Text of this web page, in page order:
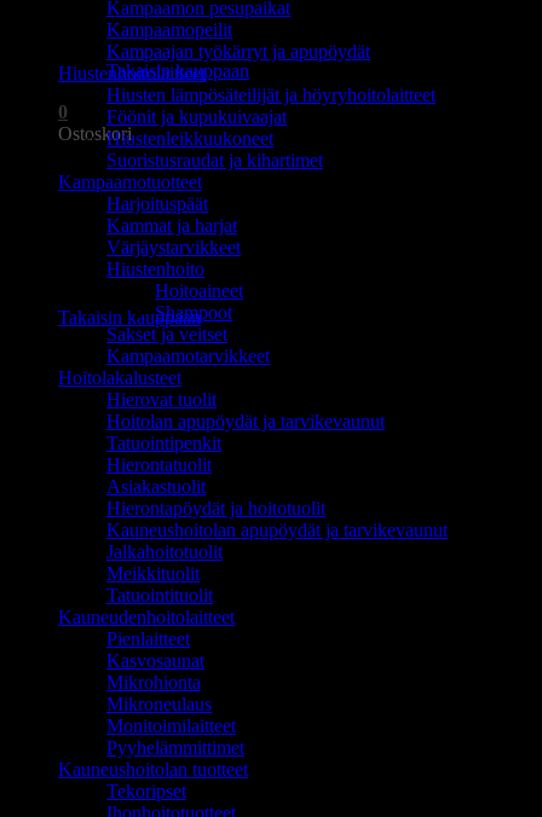
Ostoskori on tyhjä.
Takaisin kauppaan
0
Ostoskori
Ostoskori on tyhjä.
Takaisin kauppaan
Kampaamon pesupaikat
Kampaamopeilit
Kampaajan työkärryt ja apupöydät
Hiustenhoitolaitteet
Hiusten lämpösäteilijät ja höyryhoitolaitteet
Föönit ja kupukuivaajat
Hiustenleikkuukoneet
Suoristusraudat ja kihartimet
Kampaamotuotteet
Harjoituspäät
Kammat ja harjat
Värjäystarvikkeet
Hiustenhoito
Hoitoaineet
Shampoot
Sakset ja veitset
Kampaamotarvikkeet
Hoitolakalusteet
Hierovat tuolit
Hoitolan apupöydät ja tarvikevaunut
Tatuointipenkit
Hierontatuolit
Asiakastuolit
Hierontapöydät ja hoitotuolit
Kauneushoitolan apupöydät ja tarvikevaunut
Jalkahoitotuolit
Meikkituolit
Tatuointituolit
Kauneudenhoitolaitteet
Pienlaitteet
Kasvosaunat
Mikrohionta
Mikroneulaus
Monitoimilaitteet
Pyyhelämmittimet
Kauneushoitolan tuotteet
Tekoripset
Ihonhoitotuotteet